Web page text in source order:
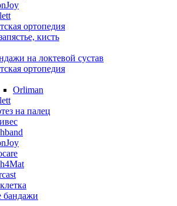
ортопедия
кисть
на локтевой сустав
ортопедия
Orliman
на палец
бандажи